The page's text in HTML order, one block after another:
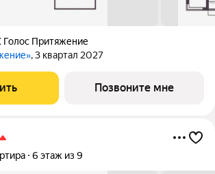
Притяжение
, 3 квартал 2027
Позвоните мне
6 этаж из 9